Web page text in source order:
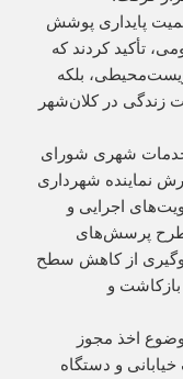
پایداری پوشش
تأکید کردند که
بلکه
در کلان‌شهر
شهری شورای
نماینده شهرداری
اجرایی و
طرح پرسش‌های
از کاهش سطح
و
اخذ مجوز
و دستگاه